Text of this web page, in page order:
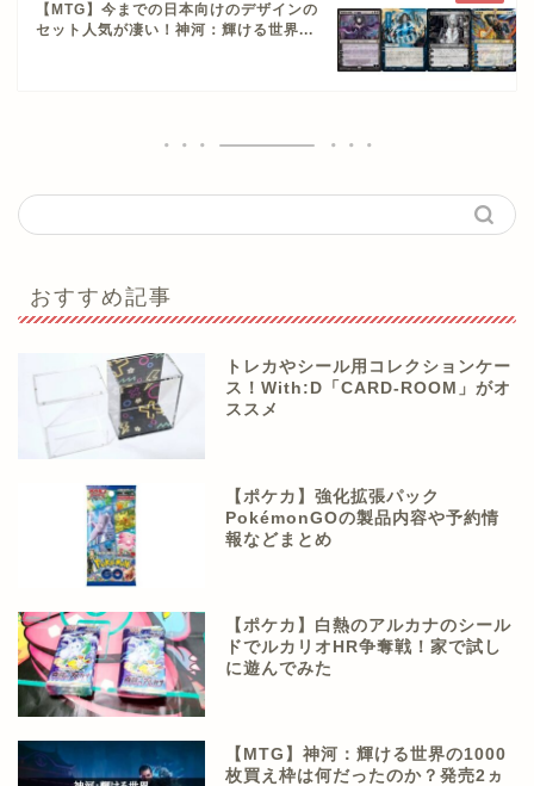
【MTG】今までの日本向けのデザインの
セット人気が凄い！神河：輝ける世界...
おすすめ記事
トレカやシール用コレクションケー
ス！With:D「CARD-ROOM」がオ
ススメ
【ポケカ】強化拡張パック
PokémonGOの製品内容や予約情
報などまとめ
【ポケカ】白熱のアルカナのシール
ドでルカリオHR争奪戦！家で試し
に遊んでみた
【MTG】神河：輝ける世界の1000
枚買え枠は何だったのか？発売2ヵ